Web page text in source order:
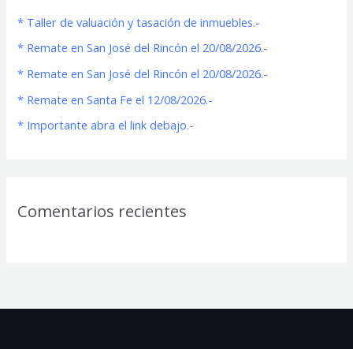
* Taller de valuación y tasación de inmuebles.-
* Remate en San José del Rincón el 20/08/2026.-
* Remate en San José del Rincón el 20/08/2026.-
* Remate en Santa Fe el 12/08/2026.-
* Importante abra el link debajo.-
Comentarios recientes